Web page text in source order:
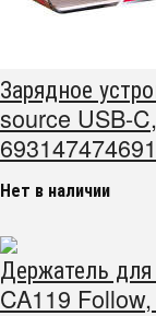
Зарядное
source USB-
Нет в наличии
Держатель
CA119